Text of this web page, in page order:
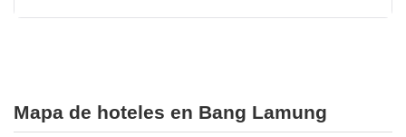
Mapa de hoteles en Bang Lamung